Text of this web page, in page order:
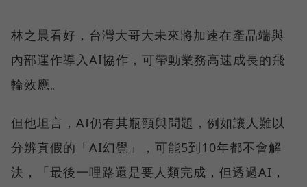
林之晨看好，台灣大哥大未來將加速在產品端與
內部運作導入AI協作，可帶動業務高速成長的飛
輪效應。
但他坦言，AI仍有其瓶頸與問題，例如讓人難以
分辨真假的「AI幻覺」，可能5到10年都不會解
決，「最後一哩路還是要人類完成，但透過AI，